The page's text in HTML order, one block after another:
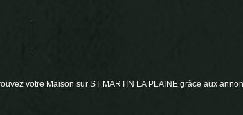
votre Maison sur ST MARTIN LA PLAINE grâce aux